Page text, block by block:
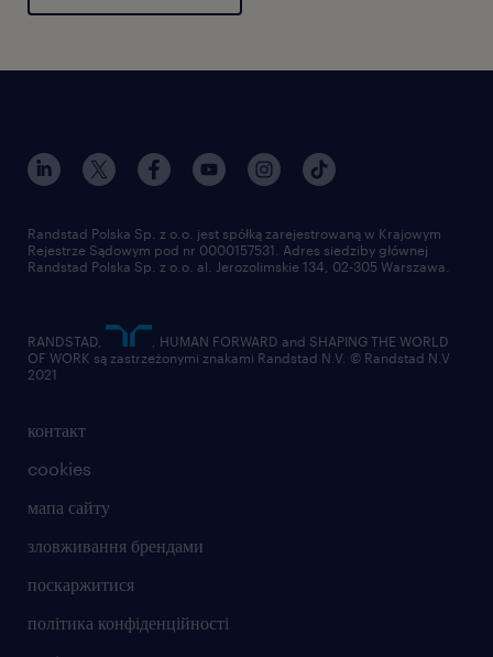
контакт
cookies
мапа сайту
зловживання брендами
поскаржитися
політика конфіденційності
Randstad Polska Sp. z o.o. jest spółką zarejestrowaną w Krajowym
Rejestrze Sądowym pod nr 0000157531. Adres siedziby głównej
Randstad Polska Sp. z o.o. al. Jerozolimskie 134, 02-305 Warszawa.
RANDSTAD,
, HUMAN FORWARD and SHAPING THE WORLD
OF WORK są zastrzeżonymi znakami Randstad N.V. © Randstad N.V
2021